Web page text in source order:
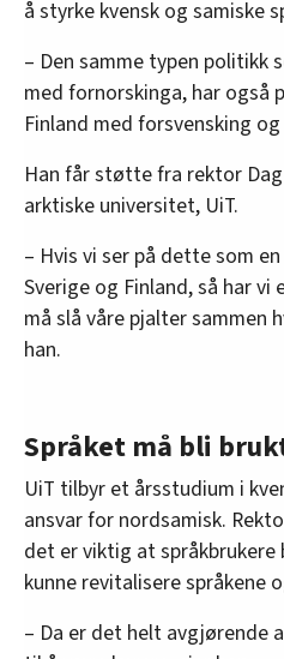
å styrke kvensk og samiske
– Den samme typen politikk
med fornorskinga, har også
Finland med forsvensking
Han får støtte fra rektor
arktiske universitet, UiT.
– Hvis vi ser på dette som
Sverige og Finland, så har
må slå våre pjalter sammen
han.
Språket må bli
UiT tilbyr et årsstudium i
ansvar for nordsamisk.
det er viktig at språkbrukere
kunne revitalisere språkene
– Da er det helt avgjørende